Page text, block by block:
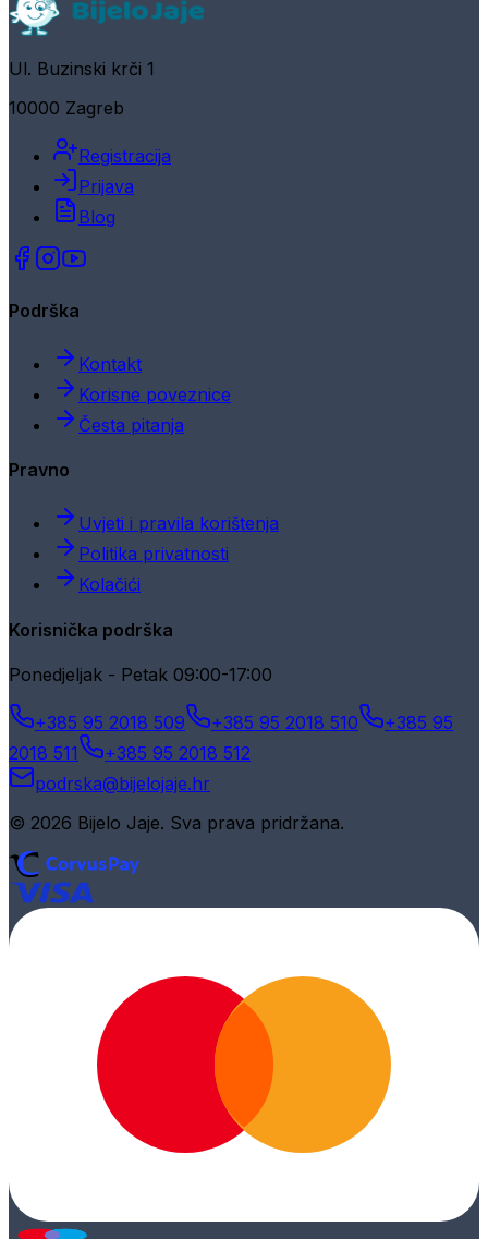
Ul. Buzinski krči 1
10000 Zagreb
Registracija
Prijava
Blog
Podrška
Kontakt
Korisne poveznice
Česta pitanja
Pravno
Uvjeti i pravila korištenja
Politika privatnosti
Kolačići
Korisnička podrška
Ponedjeljak - Petak 09:00-17:00
+385 95 2018 509 +385 95 2018 510
+385 95
2018 511
+385 95 2018 512
podrska@bijelojaje.hr
© 2026 Bijelo Jaje. Sva prava pridržana.